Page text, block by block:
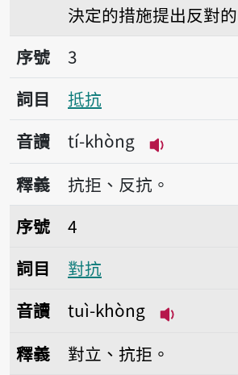
決定的措施提出反對
序號3抵抗
序號
3
詞目
抵抗
音讀
tí-khòng
播放音讀
釋義
抗拒、反抗。
序號4對抗
序號
4
詞目
對抗
音讀
tuì-khòng
釋義
對立、抗拒。